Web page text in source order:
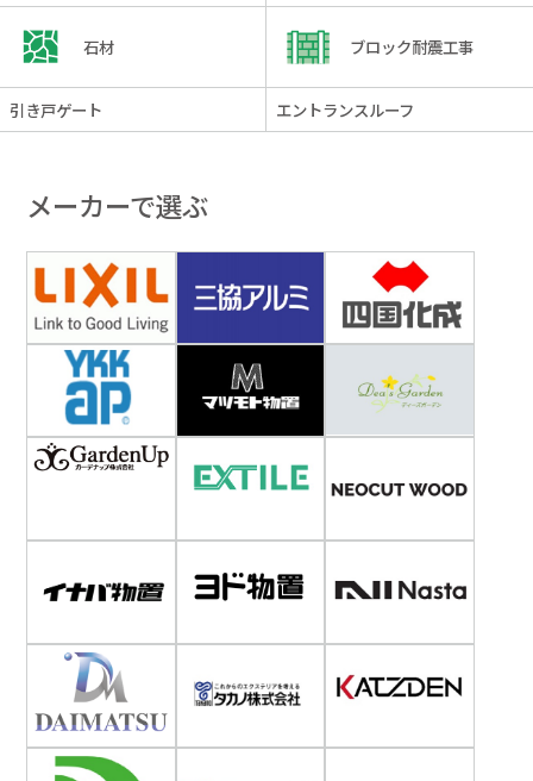
石材 ブロック耐震工事
引き戸ゲート エントランスルーフ
メーカーで選ぶ